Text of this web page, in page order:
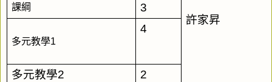
課綱
3
許家昇
多元教學1
4
多元教學2
2